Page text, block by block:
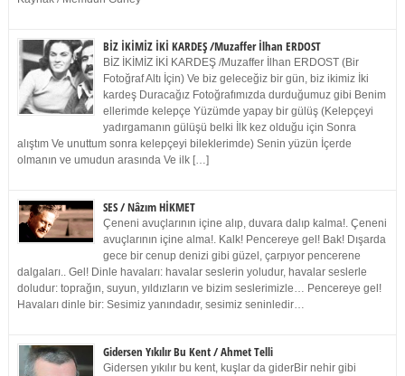
BİZ İKİMİZ İKİ KARDEŞ /Muzaffer İlhan ERDOST
BİZ İKİMİZ İKİ KARDEŞ /Muzaffer İlhan ERDOST (Bir
Fotoğraf Altı İçin) Ve biz geleceğiz bir gün, biz ikimiz İki
kardeş Duracağız Fotoğrafımızda durduğumuz gibi Benim
ellerimde kelepçe Yüzümde yapay bir gülüş (Kelepçeyi
yadırgamanın gülüşü belki İlk kez olduğu için Sonra
alıştım Ve unuttum sonra kelepçeyi bileklerimde) Senin yüzün İçerde
olmanın ve umudun arasında Ve ilk […]
SES / Nâzım HİKMET
Çeneni avuçlarının içine alıp, duvara dalıp kalma!. Çeneni
avuçlarının içine alma!. Kalk! Pencereye gel! Bak! Dışarda
gece bir cenup denizi gibi güzel, çarpıyor pencerene
dalgaları.. Gel! Dinle havaları: havalar seslerin yoludur, havalar seslerle
doludur: toprağın, suyun, yıldızların ve bizim seslerimizle… Pencereye gel!
Havaları dinle bir: Sesimiz yanındadır, sesimiz seninledir…
Gidersen Yıkılır Bu Kent / Ahmet Telli
Gidersen yıkılır bu kent, kuşlar da giderBir nehir gibi